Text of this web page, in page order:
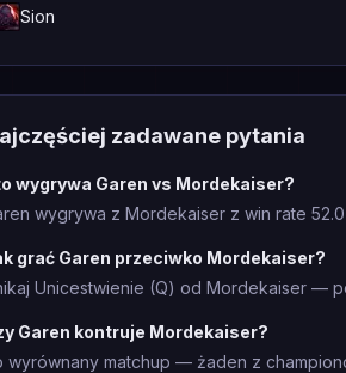
Sion
zadawane pytania
wygrywa Garen vs Mordekaiser?
wygrywa z Mordekaiser z win rate
grać Garen przeciwko Mordekaiser?
Unicestwienie (Q) od Mordekaiser —
Garen kontruje Mordekaiser?
wyrównany matchup — żaden z